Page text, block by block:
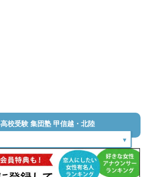
校受験 集団塾 甲信越・北陸